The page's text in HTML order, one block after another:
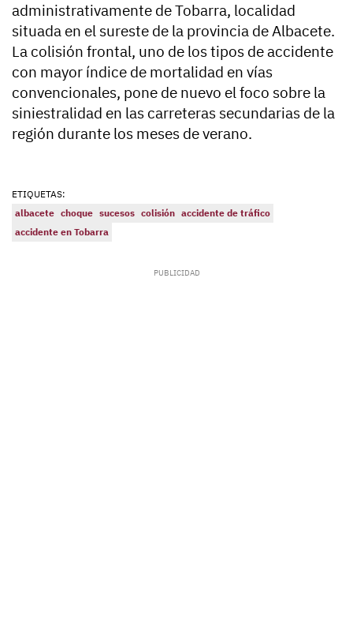
administrativamente de Tobarra, localidad
situada en el sureste de la provincia de Albacete.
La colisión frontal, uno de los tipos de accidente
con mayor índice de mortalidad en vías
convencionales, pone de nuevo el foco sobre la
siniestralidad en las carreteras secundarias de la
región durante los meses de verano.
ETIQUETAS:
albacete choque sucesos colisión accidente de tráfico
accidente en Tobarra